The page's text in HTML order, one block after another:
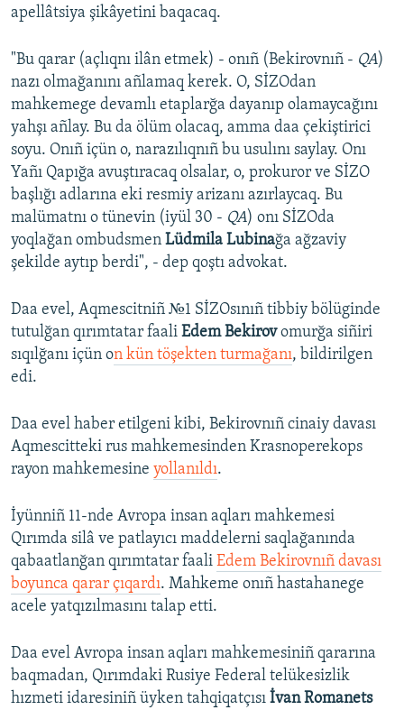
apellâtsiya şikâyetini baqacaq.
"Bu qarar (açlıqnı ilân etmek) - onıñ (Bekirovnıñ - QA)
nazı olmağanını añlamaq kerek. O, SİZOdan
mahkemege devamlı etaplarğa dayanıp olamaycağını
yahşı añlay. Bu da ölüm olacaq, amma daa çekiştirici
soyu. Onıñ içün o, narazılıqnıñ bu usulını saylay. Onı
Yañı Qapığa avuştıracaq olsalar, o, prokuror ve SİZO
başlığı adlarına eki resmiy arizanı azırlaycaq. Bu
malümatnı o tünevin (iyül 30 - QA) onı SİZOda
yoqlağan ombudsmen Lüdmila Lubinağa ağzaviy
şekilde aytıp berdi", - dep qoştı advokat.
Daa evel, Aqmescitniñ №1 SİZOsınıñ tibbiy bölüginde
tutulğan qırımtatar faali Edem Bekirovomurğa siñiri
sıqılğanı içün on kün töşekten turmağanı, bildirilgen
edi.
Daa evel haber etilgeni kibi, Bekirovnıñ cinaiy davası
Aqmescitteki rus mahkemesinden Krasnoperekops
rayon mahkemesine yollanıldı.
İyünniñ 11-nde Avropa insan aqları mahkemesi
Qırımda silâ ve patlayıcı maddelerni saqlağanında
qabaatlanğan qırımtatar faali Edem Bekirovnıñ davası
boyunca qarar çıqardı. Mahkeme onıñ hastahanege
acele yatqızılmasını talap etti.
Daa evel Avropa insan aqları mahkemesiniñ qararına
baqmadan, Qırımdaki Rusiye Federal telükesizlik
hızmeti idaresiniñ üyken tahqiqatçısı İvan Romanets